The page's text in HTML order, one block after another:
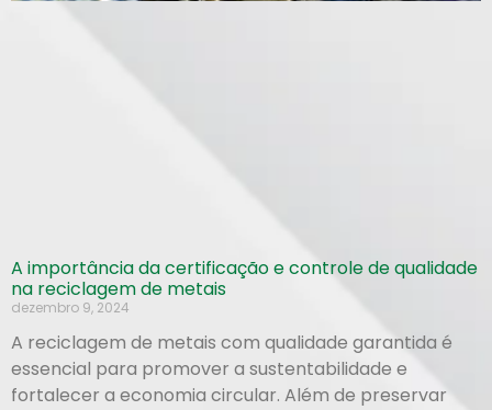
A importância da certificação e controle de qualidade
na reciclagem de metais
dezembro 9, 2024
A reciclagem de metais com qualidade garantida é
essencial para promover a sustentabilidade e
fortalecer a economia circular. Além de preservar